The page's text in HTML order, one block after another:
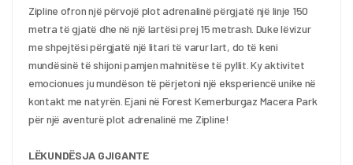
Zipline ofron një përvojë plot adrenalinë përgjatë një linje 150
metra të gjatë dhe në një lartësi prej 15 metrash. Duke lëvizur
me shpejtësi përgjatë një litari të varur lart, do të keni
mundësinë të shijoni pamjen mahnitëse të pyllit. Ky aktivitet
emocionues ju mundëson të përjetoni një eksperiencë unike në
kontakt me natyrën. Ejani në Forest Kemerburgaz Macera Park
për një aventurë plot adrenalinë me Zipline!
LËKUNDËSJA GJIGANTE